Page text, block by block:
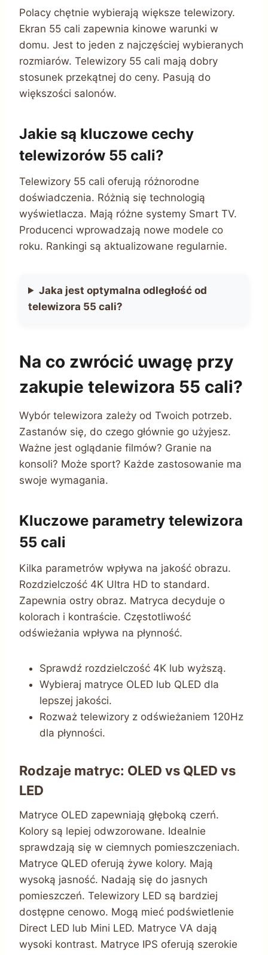
Polacy chętnie wybierają większe telewizory.
Ekran 55 cali zapewnia kinowe warunki w
domu. Jest to jeden z najczęściej wybieranych
rozmiarów. Telewizory 55 cali mają dobry
stosunek przekątnej do ceny. Pasują do
większości salonów.
Jakie są kluczowe cechy
telewizorów 55 cali?
Telewizory 55 cali oferują różnorodne
doświadczenia. Różnią się technologią
wyświetlacza. Mają różne systemy Smart TV.
Producenci wprowadzają nowe modele co
roku. Rankingi są aktualizowane regularnie.
Jaka jest optymalna odległość od
telewizora 55 cali?
Na co zwrócić uwagę przy
zakupie telewizora 55 cali?
Wybór telewizora zależy od Twoich potrzeb.
Zastanów się, do czego głównie go użyjesz.
Ważne jest oglądanie filmów? Granie na
konsoli? Może sport? Każde zastosowanie ma
swoje wymagania.
Kluczowe parametry telewizora
55 cali
Kilka parametrów wpływa na jakość obrazu.
Rozdzielczość 4K Ultra HD to standard.
Zapewnia ostry obraz. Matryca decyduje o
kolorach i kontraście. Częstotliwość
odświeżania wpływa na płynność.
Sprawdź rozdzielczość 4K lub wyższą.
Wybieraj matryce OLED lub QLED dla
lepszej jakości.
Rozważ telewizory z odświeżaniem 120Hz
dla płynności.
Rodzaje matryc: OLED vs QLED vs
LED
Matryce OLED zapewniają głęboką czerń.
Kolory są lepiej odwzorowane. Idealnie
sprawdzają się w ciemnych pomieszczeniach.
Matryce QLED oferują żywe kolory. Mają
wysoką jasność. Nadają się do jasnych
pomieszczeń. Telewizory LED są bardziej
dostępne cenowo. Mogą mieć podświetlenie
Direct LED lub Mini LED. Matryce VA dają
wysoki kontrast. Matryce IPS oferują szerokie